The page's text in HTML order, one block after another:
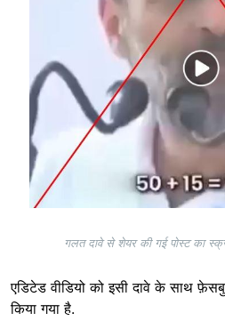
गलत दावे से शेयर की गई पोस्ट का
एडिटेड वीडियो को इसी दावे के साथ
किया गया है.